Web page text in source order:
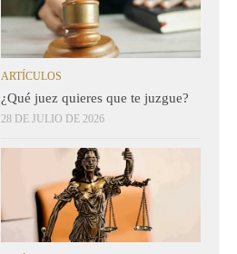
ARTÍCULOS
¿Qué juez quieres que te juzgue?
28 DE JULIO DE 2026